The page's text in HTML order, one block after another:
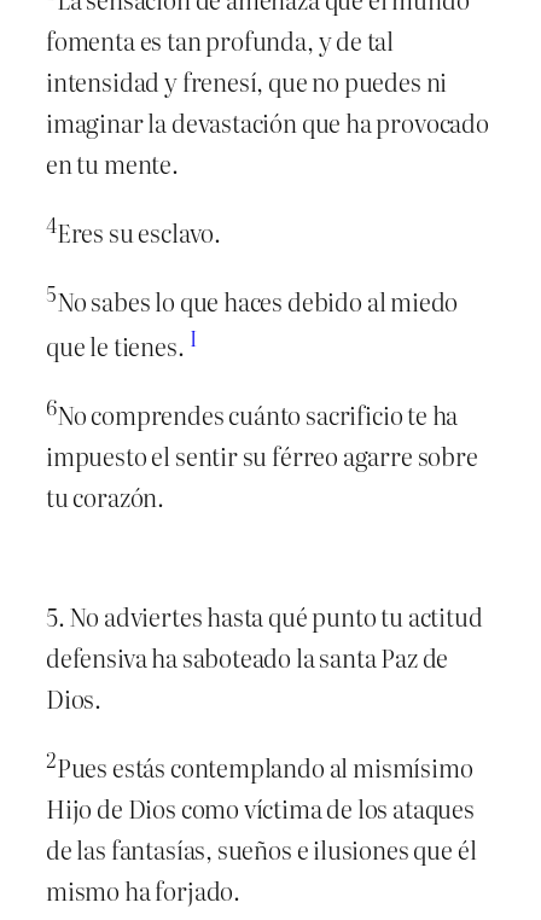
fomenta es tan profunda, y de tal
intensidad y frenesí, que no puedes ni
imaginar la devastación que ha provocado
en tu mente.
4Eres su esclavo.
5No sabes lo que haces debido al miedo
que le tienes. I
6No comprendes cuánto sacrificio te ha
impuesto el sentir su férreo agarre sobre
tu corazón.
5. No adviertes hasta qué punto tu actitud
defensiva ha saboteado la santa Paz de
Dios.
2Pues estás contemplando al mismísimo
Hijo de Dios como víctima de los ataques
de las fantasías, sueños e ilusiones que él
mismo ha forjado.